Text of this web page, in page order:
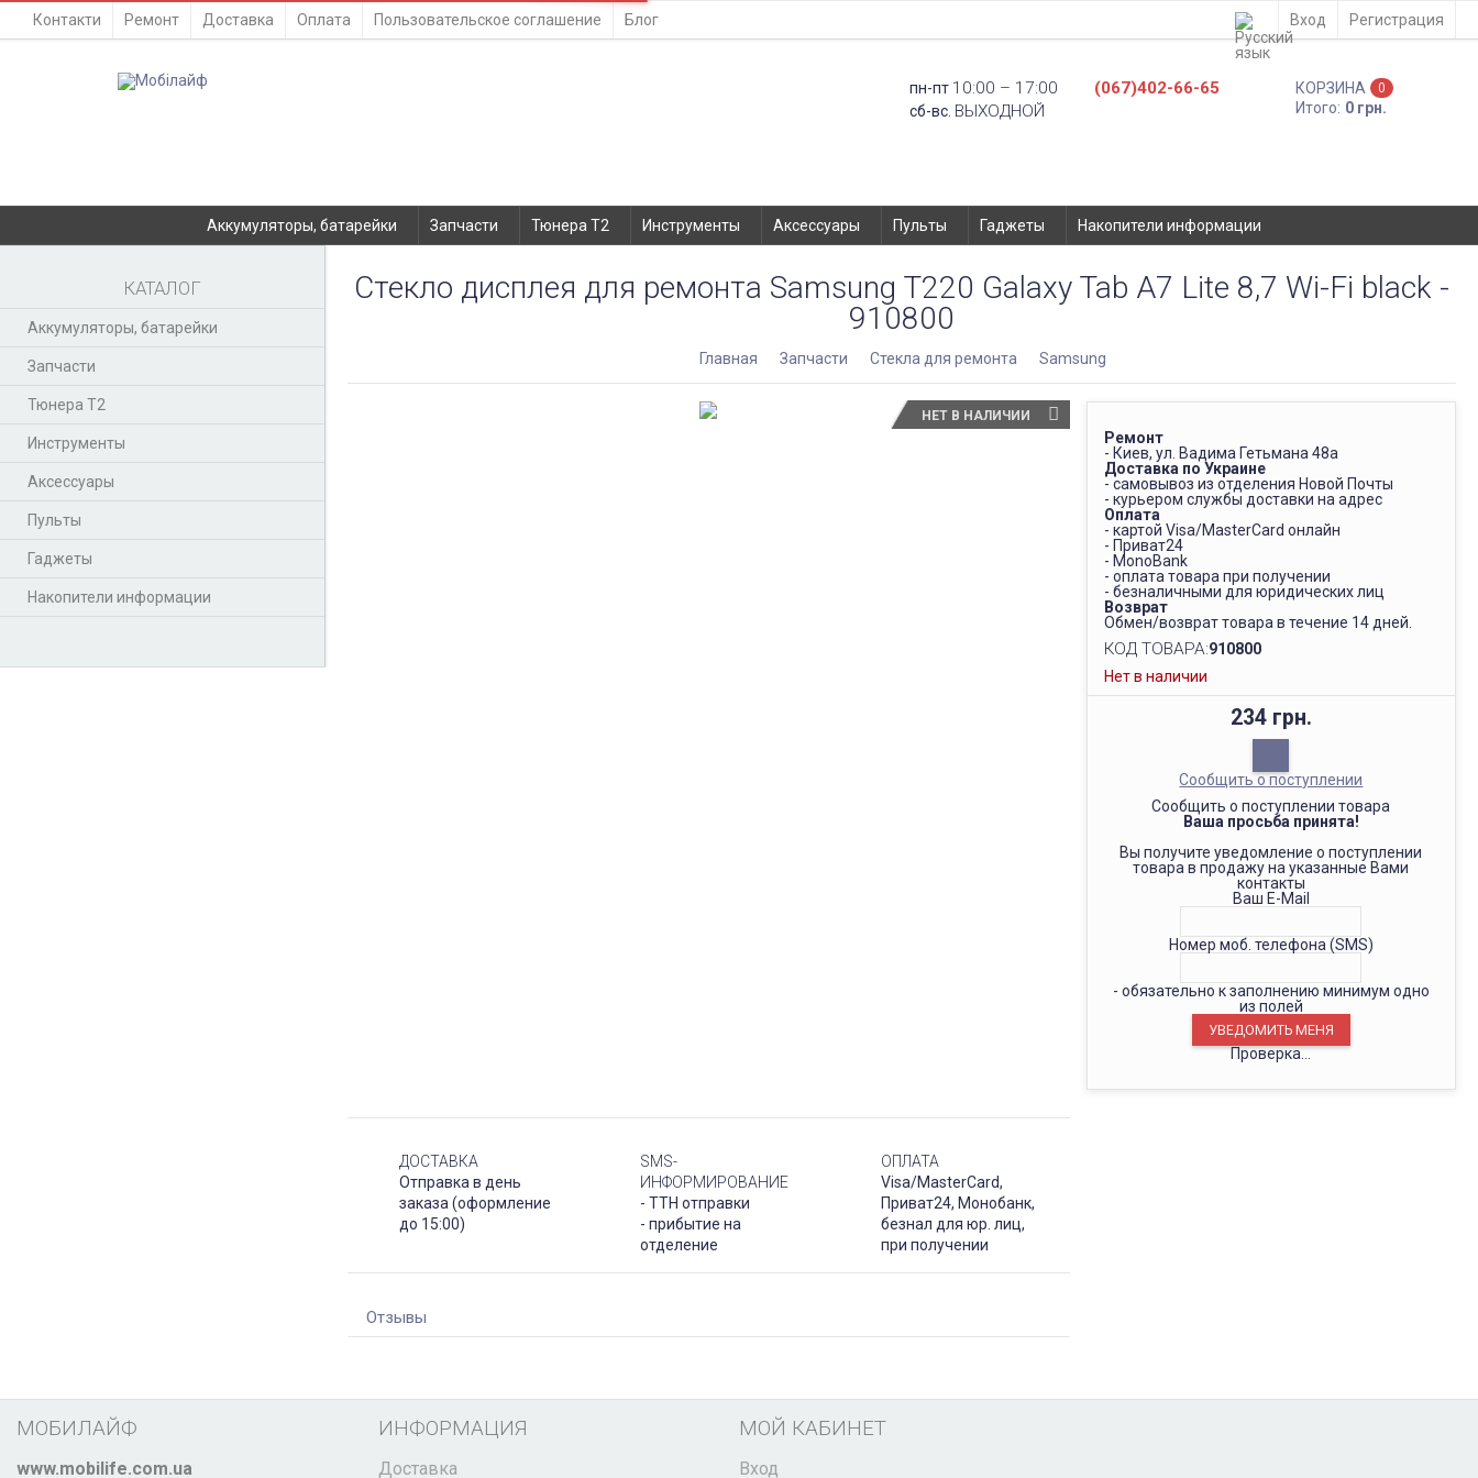
Контакти Ремонт Доставка Оплата Пользовательское соглашение Блог Вход Регистрация
пн-пт 10:00 – 17:00
сб-вс. ВЫХОДНОЙ
(067)402-66-65 КОРЗИНА 0
Итого: 0 грн.
Аккумуляторы, батарейки Запчасти Тюнера T2 Инструменты Аксессуары Пульты Гаджеты Накопители информации
КАТАЛОГ
Аккумуляторы, батарейки
Запчасти
Тюнера T2
Инструменты
Аксессуары
Пульты
Гаджеты
Накопители информации
Стекло дисплея для ремонта Samsung T220 Galaxy Tab A7 Lite 8,7 Wi-Fi black -
910800
Главная Запчасти Стекла для ремонта Samsung
НЕТ В НАЛИЧИИ
Ремонт
- Киев, ул. Вадима Гетьмана 48а
Доставка по Украине
- самовывоз из отделения Новой Почты
- курьером службы доставки на адрес
Оплата
- картой Visa/MasterCard онлайн
- Приват24
- MonoBank
- оплата товара при получении
- безналичными для юридических лиц
Возврат
Обмен/возврат товара в течение 14 дней.
КОД ТОВАРА:910800
Нет в наличии
234 грн.
Сообщить о поступлении
Сообщить о поступлении товара
Ваша просьба принята!
Вы получите уведомление о поступлении
товара в продажу на указанные Вами
контакты
Ваш E-Mail
Номер моб. телефона (SMS)
- обязательно к заполнению минимум одно
из полей
Проверка...
ДОСТАВКА
Отправка в день
заказа (оформление
до 15:00)
SMS-
ИНФОРМИРОВАНИЕ
- ТТН отправки
- прибытие на
отделение
ОПЛАТА
Visa/MasterCard,
Приват24, Монобанк,
безнал для юр. лиц,
при получении
Отзывы
МОБИЛАЙФ
www.mobilife.com.ua
ИНФОРМАЦИЯ
Доставка
МОЙ КАБИНЕТ
Вход